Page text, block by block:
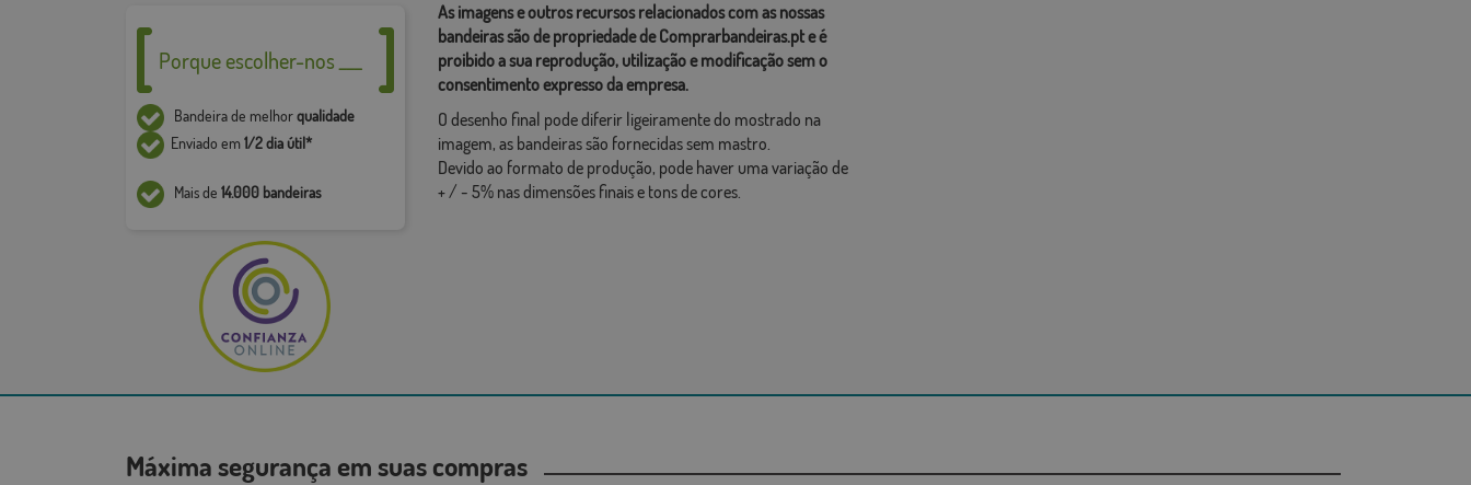
Porque escolher-nos ___
Bandeira de melhorqualidade
Enviado em1/2 dia útil*
Mais de 14.000 bandeiras
As imagens e outros recursos relacionados com as nossas
bandeiras são de propriedade de Comprarbandeiras.pt e é
proibido a sua reprodução, utilização e modificação sem o
consentimento expresso da empresa.
O desenho final pode diferir ligeiramente do mostrado na
imagem, as bandeiras são fornecidas sem mastro.
Devido ao formato de produção, pode haver uma variação de
+ / - 5% nas dimensões finais e tons de cores.
Máxima segurança em suas compras